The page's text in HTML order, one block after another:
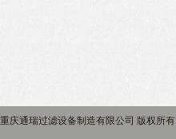
重庆通瑞过滤设备制造有限公司 版权所有